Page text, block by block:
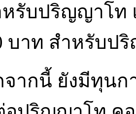
รับปริญญาโท
บาท สำหรับป
จากนี้ ยังมีทุน